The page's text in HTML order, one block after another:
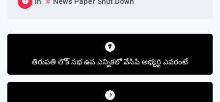
Post
తిరుపతి లోక్ సభ ఉప ఎన్నికలో వేసిపి అభ్యర్థి ఎవరంటే